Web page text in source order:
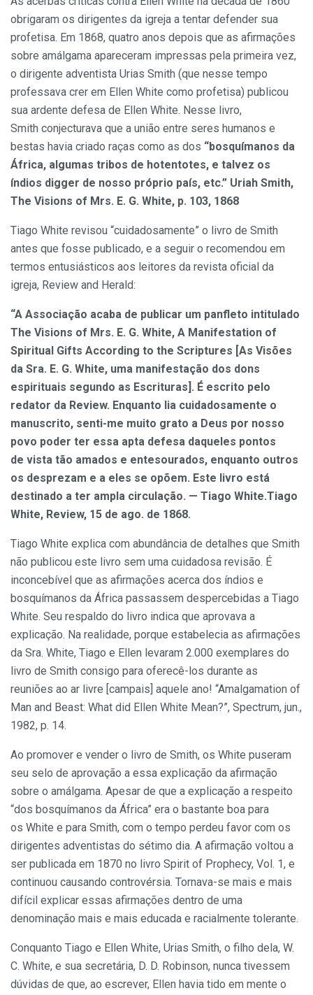
obrigaram os dirigentes da igreja a tentar defender sua
profetisa. Em 1868, quatro anos depois que as afirmações
sobre amálgama apareceram impressas pela primeira vez,
o dirigente adventista Urias Smith (que nesse tempo
professava crer em Ellen White como profetisa) publicou
sua ardente defesa de Ellen White. Nesse livro,
Smith conjecturava que a união entre seres humanos e
bestas havia criado raças como as dos “bosquímanos da
África, algumas tribos de hotentotes, e talvez os
índios digger de nosso próprio país, etc.” Uriah Smith,
The Visions of Mrs. E. G. White, p. 103, 1868
Tiago White revisou “cuidadosamente” o livro de Smith
antes que fosse publicado, e a seguir o recomendou em
termos entusiásticos aos leitores da revista oficial da
igreja, Review and Herald:
“A Associação acaba de publicar um panfleto intitulado
The Visions of Mrs. E. G. White, A Manifestation of
Spiritual Gifts According to the Scriptures [As Visões
da Sra. E. G. White, uma manifestação dos dons
espirituais segundo as Escrituras]. É escrito pelo
redator da Review. Enquanto lia cuidadosamente o
manuscrito, senti-me muito grato a Deus por nosso
povo poder ter essa apta defesa daqueles pontos
de vista tão amados e entesourados, enquanto outros
os desprezam e a eles se opõem. Este livro está
destinado a ter ampla circulação. — Tiago White.Tiago
White, Review, 15 de ago. de 1868.
Tiago White explica com abundância de detalhes que Smith
não publicou este livro sem uma cuidadosa revisão. É
inconcebível que as afirmações acerca dos índios e
bosquímanos da África passassem despercebidas a Tiago
White. Seu respaldo do livro indica que aprovava a
explicação. Na realidade, porque estabelecia as afirmações
da Sra. White, Tiago e Ellen levaram 2.000 exemplares do
livro de Smith consigo para oferecê-los durante as
reuniões ao ar livre [campais] aquele ano! “Amalgamation of
Man and Beast: What did Ellen White Mean?”, Spectrum, jun.,
1982, p. 14.
Ao promover e vender o livro de Smith, os White puseram
seu selo de aprovação a essa explicação da afirmação
sobre o amálgama. Apesar de que a explicação a respeito
“dos bosquímanos da África” era o bastante boa para
os White e para Smith, com o tempo perdeu favor com os
dirigentes adventistas do sétimo dia. A afirmação voltou a
ser publicada em 1870 no livro Spirit of Prophecy, Vol. 1, e
continuou causando controvérsia. Tornava-se mais e mais
difícil explicar essas afirmações dentro de uma
denominação mais e mais educada e racialmente tolerante.
Conquanto Tiago e Ellen White, Urias Smith, o filho dela, W.
C. White, e sua secretária, D. D. Robinson, nunca tivessem
dúvidas de que, ao escrever, Ellen havia tido em mente o